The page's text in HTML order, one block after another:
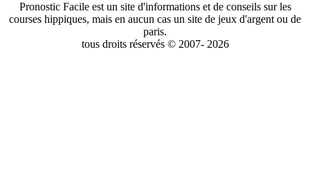
Pronostic Facile est un site d'informations et de conseils sur les
courses hippiques, mais en aucun cas un site de jeux d'argent ou de
paris.
tous droits réservés © 2007- 2026